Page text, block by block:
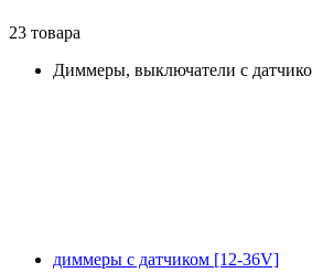
23 товара
Диммеры, выключатели с
диммеры с датчиком [12-36V]